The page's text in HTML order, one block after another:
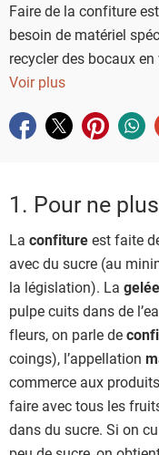
Faire de la confiture
besoin de matériel
recycler des bocaux en
stocker vos pots de
confiture maison. De
Voir plus
Partager sur facebook
Partager sur
Partager sur
1. Pour ne
La confitureest faite
avec du sucre (au
la législation). La gelée
pulpe cuits dans de
fleurs, on parle de
coings), l’appellation
commerce aux
faire avec tous les
dans du sucre. Si on